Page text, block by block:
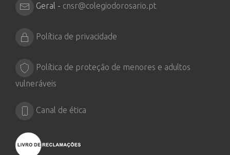
Geral - cnsr@colegiodorosario.pt
Política de privacidade
Política de proteção de menores e adultos
vulneráveis
Canal de ética